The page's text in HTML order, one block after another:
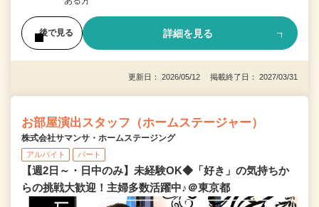
後で見る 詳細を見る
更新日： 2026/05/12 掲載終了日： 2027/03/31
お部屋演出スタッフ（ホームステージャー）
株式会社サマンサ・ホームステージング
アルバイト パート
【週2日～・日中のみ】未経験OK◆「好き」の気持ちか
らの挑戦大歓迎！主婦多数活躍中♪＠東京都